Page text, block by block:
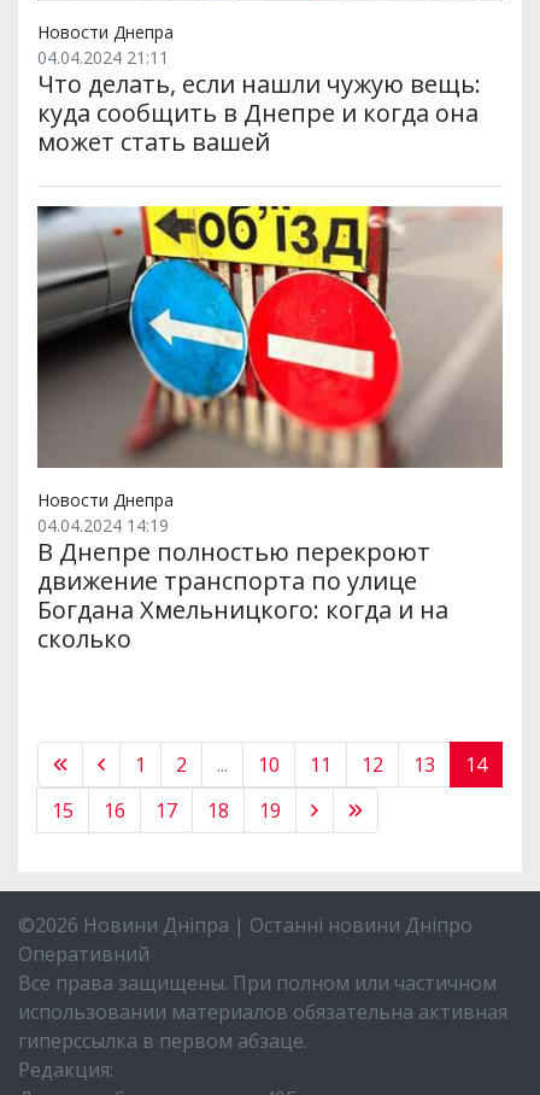
Новости Днепра
04.04.2024 21:11
Что делать, если нашли чужую вещь:
куда сообщить в Днепре и когда она
может стать вашей
Новости Днепра
04.04.2024 14:19
В Днепре полностью перекроют
движение транспорта по улице
Богдана Хмельницкого: когда и на
сколько
1 2 ... 10 11 12 13
14
15
16 17 18 19
©2026 Новини Дніпра | Останні новини Дніпро
Оперативний
Все права защищены. При полном или частичном
использовании материалов обязательна активная
гиперссылка в первом абзаце.
Редакция: